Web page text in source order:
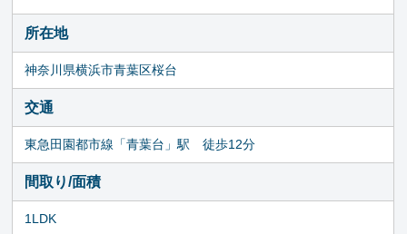
所在地
神奈川県横浜市青葉区桜台
交通
東急田園都市線「青葉台」駅 徒歩12分
間取り/面積
1LDK